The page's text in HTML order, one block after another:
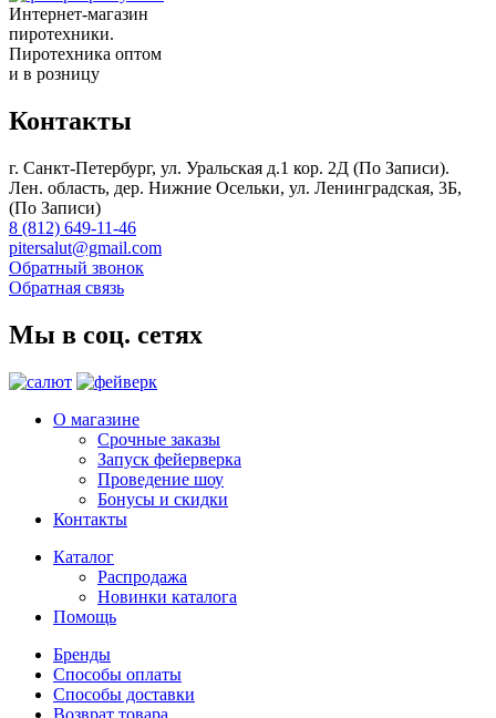
Интернет-магазин
пиротехники.
Пиротехника оптом
и в розницу
Контакты
г. Санкт-Петербург, ул. Уральская д.1 кор. 2Д (По Записи).
Лен. область, дер. Нижние Осельки, ул. Ленинградская, 3Б,
(По Записи)
8 (812) 649-11-46
pitersalut@gmail.com
Обратный звонок
Обратная связь
Мы в соц. сетях
О магазине
Срочные заказы
Запуск фейерверка
Проведение шоу
Бонусы и скидки
Контакты
Каталог
Распродажа
Новинки каталога
Помощь
Бренды
Способы оплаты
Способы доставки
Возврат товара